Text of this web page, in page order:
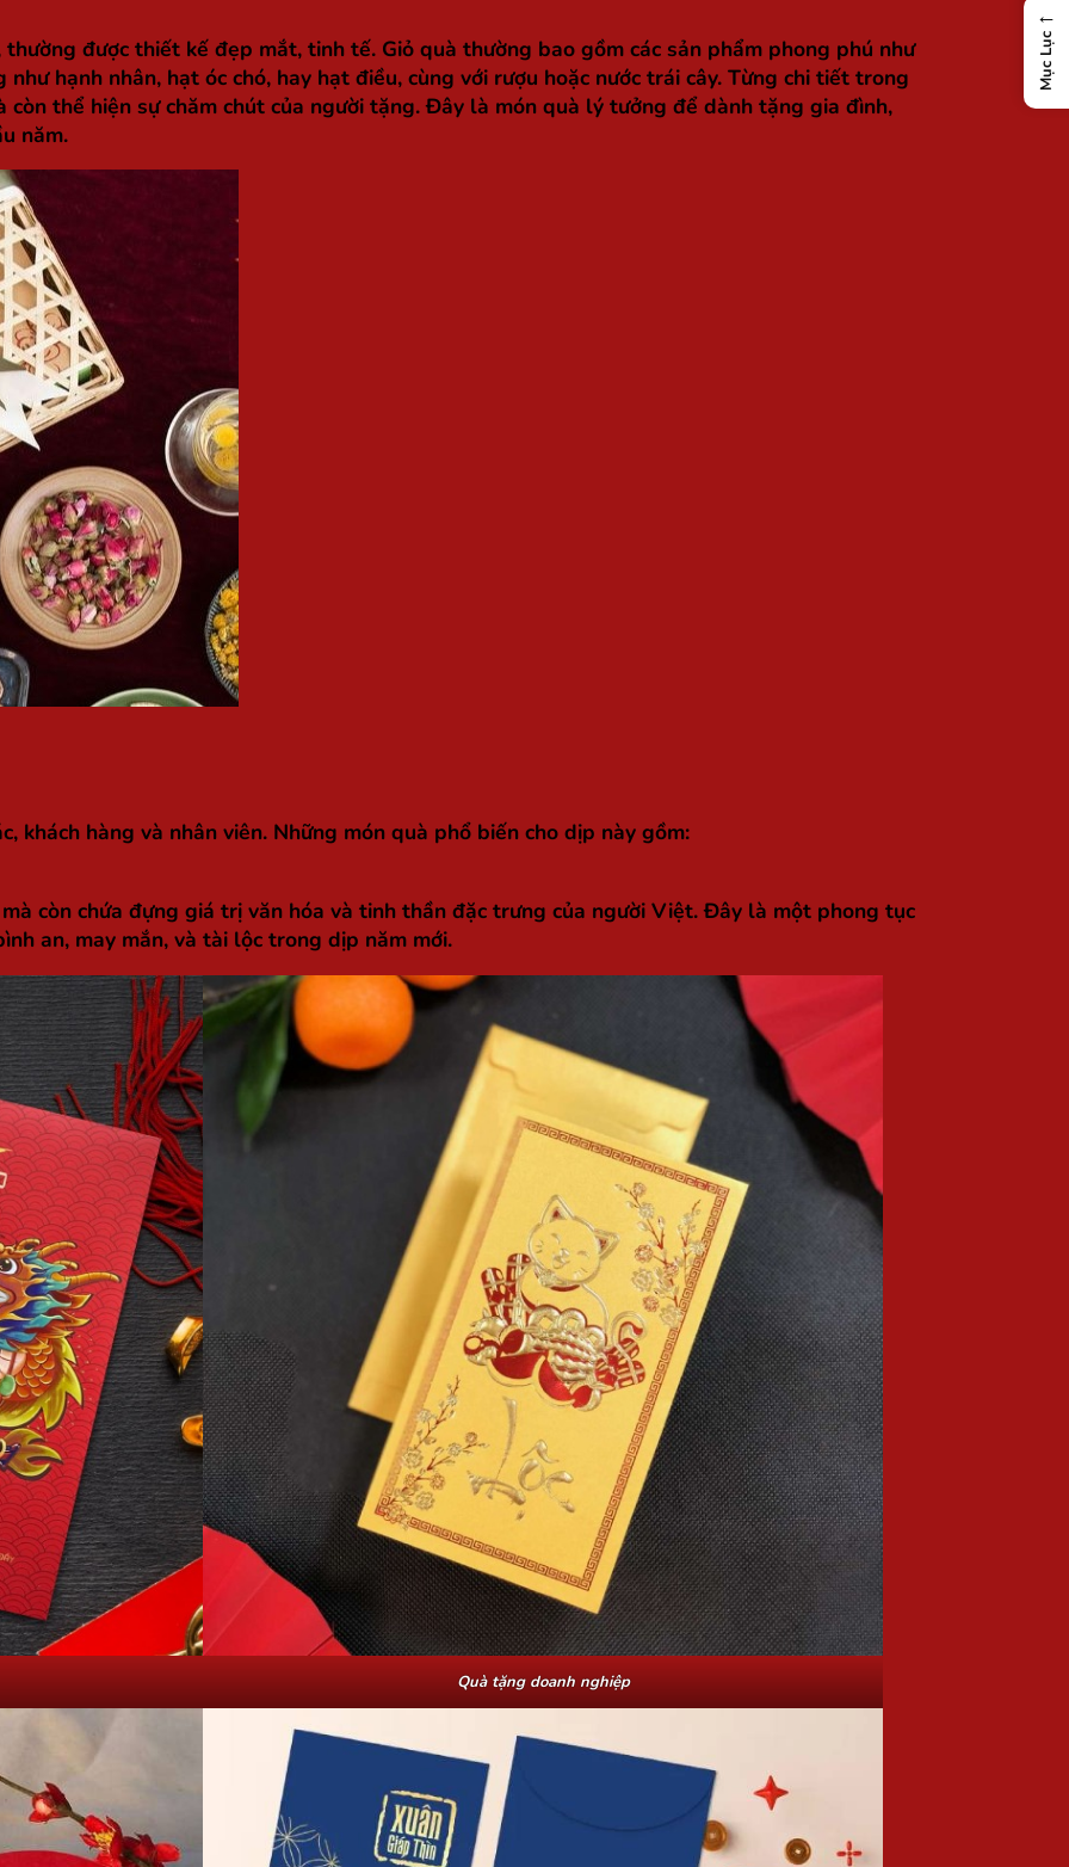
được thiết kế đẹp mắt, tinh tế. Giỏ quà thường bao gồm các sản phẩm phong phú như
hạnh nhân, hạt óc chó, hay hạt điều, cùng với rượu hoặc nước trái cây. Từng chi tiết trong
còn thể hiện sự chăm chút của người tặng. Đây là món quà lý tưởng để dành tặng gia đình,
năm.
hàng và nhân viên. Những món quà phổ biến cho dịp này gồm:
còn chứa đựng giá trị văn hóa và tinh thần đặc trưng của người Việt. Đây là một phong tục
an, may mắn, và tài lộc trong dịp năm mới.
Quà tặng doanh nghiệp
←
Mục Lục